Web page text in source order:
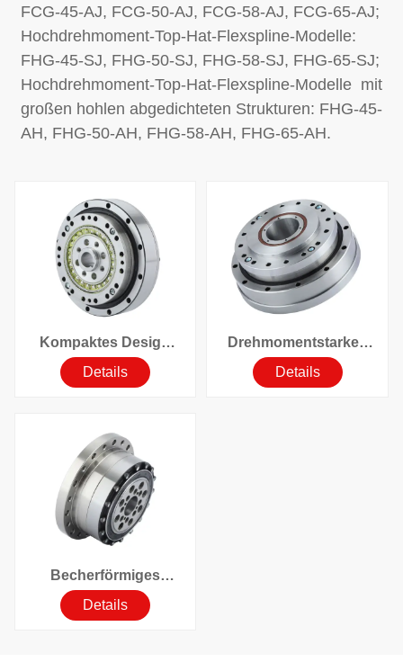
FCG-45-AJ, FCG-50-AJ, FCG-58-AJ, FCG-65-AJ;
Hochdrehmoment-Top-Hat-Flexspline-Modelle:
FHG-45-SJ, FHG-50-SJ, FHG-58-SJ, FHG-65-SJ;
Hochdrehmoment-Top-Hat-Flexspline-Modelle mit
großen hohlen abgedichteten Strukturen: FHG-45-
AH, FHG-50-AH, FHG-58-AH, FHG-65-AH.
Kompaktes Design
Hohes Drehmoment
Hohe Belastung
Details
Drehmomentstarkes
Harmonic-
Reduktionsgetriebe
Details
Becherförmiges
Harmonic Drive-
Getriebe für hohes
Details